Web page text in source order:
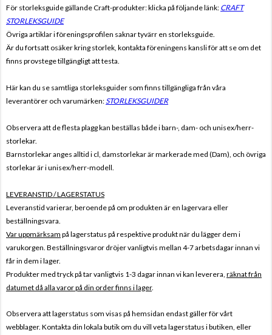
För storleksguide gällande Craft-produkter: klicka på följande länk: CRAFT
STORLEKSGUIDE
Övriga artiklar i föreningsprofilen saknar tyvärr en storleksguide.
Är du fortsatt osäker kring storlek, kontakta föreningens kansli för att se om det
finns provstege tillgängligt att testa.
Här kan du se samtliga storleksguider som finns tillgängliga från våra
leverantörer och varumärken:STORLEKSGUIDER
Observera att de flesta plagg kan beställas både i barn-, dam- och unisex/herr-
storlekar.
Barnstorlekar anges alltid i cl, damstorlekar är markerade med (Dam), och övriga
storlekar är i unisex/herr-modell.
LEVERANSTID / LAGERSTATUS
Leveranstid varierar, beroende på om produkten är en lagervara eller
beställningsvara.
Var uppmärksam på lagerstatus på respektive produkt när du lägger dem i
varukorgen. Beställningsvaror dröjer vanligtvis mellan 4-7 arbetsdagar innan vi
får in dem i lager.
Produkter med tryck på tar vanligtvis 1-3 dagar innan vi kan leverera, räknat från
datumet då alla varor på din order finns i lager.
Observera att lagerstatus som visas på hemsidan endast gäller för vårt
webblager. Kontakta din lokala butik om du vill veta lagerstatus i butiken, eller